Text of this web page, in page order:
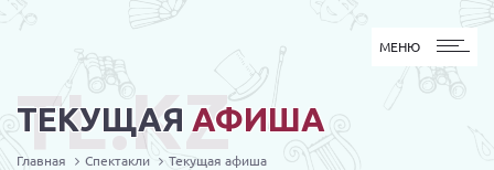
МЕНЮ
МЕНЮ
ТЕКУЩАЯ АФИША
TL.KZ
Главная Спектакли Текущая афиша